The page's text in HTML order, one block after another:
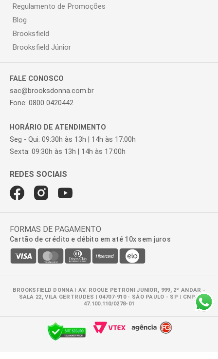
Regulamento de Promoções
Blog
Brooksfield
Brooksfield Júnior
FALE CONOSCO
sac@brooksdonna.com.br
Fone: 0800 0420442
HORÁRIO DE ATENDIMENTO
Seg - Qui: 09:30h às 13h | 14h às 17:00h
Sexta: 09:30h às 13h | 14h às 17:00h
FORMAS DE PAGAMENTO
Cartão de crédito e débito em até 10x sem juros
BROOKSFIELD DONNA | AV. ROQUE PETRONI JUNIOR, 999, 2º ANDAR -
SALA 22, VILA GERTRUDES | 04707-910 - SÃO PAULO - SP | CNPJ:
47.100.110/0278-01